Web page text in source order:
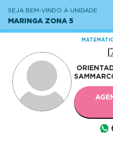
SEJA BEM-VINDO À UNIDADE
MARINGA ZONA 5